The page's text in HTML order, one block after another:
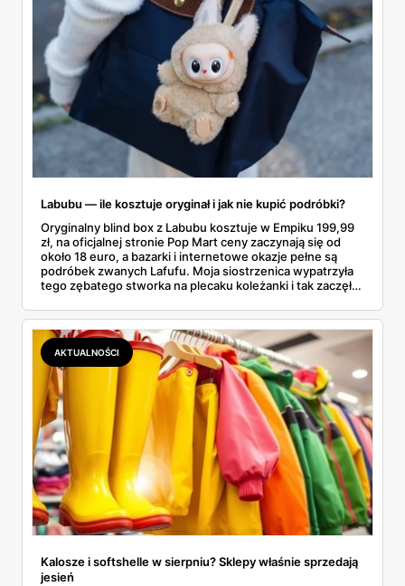
Labubu — ile kosztuje oryginał i jak nie kupić podróbki?
Oryginalny blind box z Labubu kosztuje w Empiku 199,99
zł, na oficjalnej stronie Pop Mart ceny zaczynają się od
około 18 euro, a bazarki i internetowe okazje pełne są
podróbek zwanych Lafufu. Moja siostrzenica wypatrzyła
tego zębatego stworka na plecaku koleżanki i tak zaczęło
kosztuje i po czym poznać, że sprzedawca nie wciska nam
podróbki. Spisałam wszystko, czego się dowiedziałam —
łącznie z jedną wpadką, o której za chwilę.
AKTUALNOŚCI
Kalosze i softshelle w sierpniu? Sklepy właśnie sprzedają
jesień